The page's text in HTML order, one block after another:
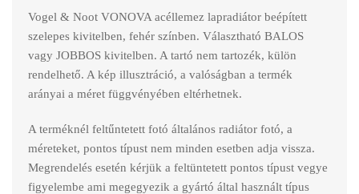
Vogel & Noot VONOVA acéllemez lapradiátor beépített
szelepes kivitelben, fehér színben. Választható BALOS
vagy JOBBOS kivitelben. A tartó nem tartozék, külön
rendelhető. A kép illusztráció, a valóságban a termék
arányai a méret függvényében eltérhetnek.
A terméknél feltűntetett fotó általános radiátor fotó, a
méreteket, pontos típust nem minden esetben adja vissza.
Megrendelés esetén kérjük a feltüntetett pontos típust vegye
figyelembe ami megegyezik a gyártó által használt típus